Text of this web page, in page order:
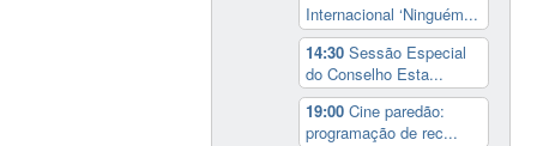
Internacional ‘Ninguém...
14:30Sessão Especial
do Conselho Esta...
19:00Cine paredão:
programação de rec...